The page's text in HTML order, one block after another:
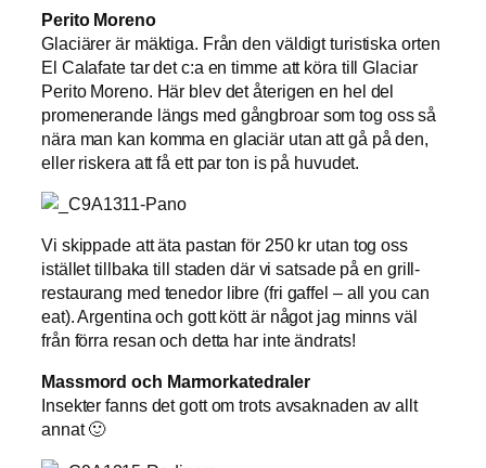
Perito Moreno
Glaciärer är mäktiga. Från den väldigt turistiska orten
El Calafate tar det c:a en timme att köra till Glaciar
Perito Moreno. Här blev det återigen en hel del
promenerande längs med gångbroar som tog oss så
nära man kan komma en glaciär utan att gå på den,
eller riskera att få ett par ton is på huvudet.
Vi skippade att äta pastan för 250 kr utan tog oss
istället tillbaka till staden där vi satsade på en grill-
restaurang med tenedor libre (fri gaffel – all you can
eat). Argentina och gott kött är något jag minns väl
från förra resan och detta har inte ändrats!
Massmord och Marmorkatedraler
Insekter fanns det gott om trots avsaknaden av allt
annat 🙂